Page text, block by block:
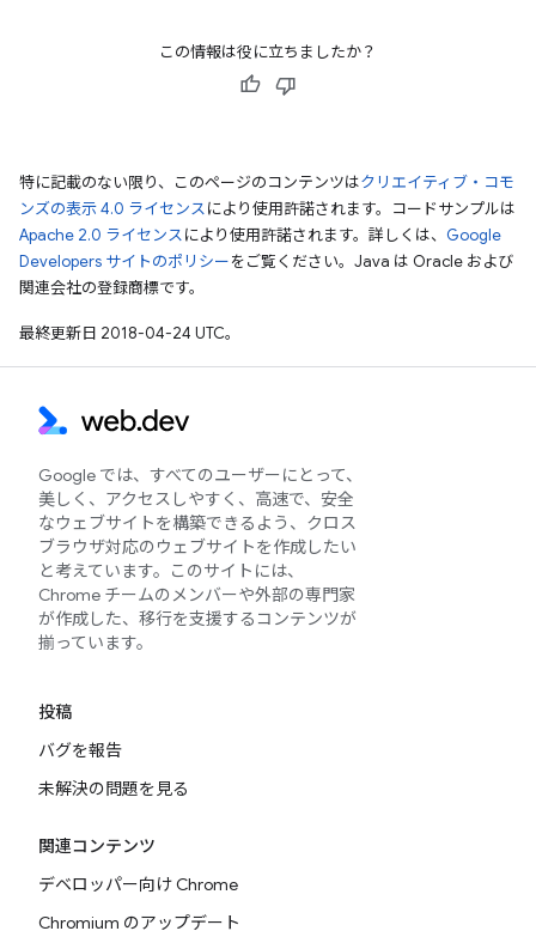
この情報は役に立ちましたか？
特に記載のない限り、このページのコンテンツはクリエイティブ・コモ
ンズの表示 4.0 ライセンスにより使用許諾されます。コードサンプルは
Apache 2.0 ライセンスにより使用許諾されます。詳しくは、 Google
Developers サイトのポリシーをご覧ください。Java は Oracle および
関連会社の登録商標です。
最終更新日 2018-04-24 UTC。
Google では、すべてのユーザーにとって、
美しく、アクセスしやすく、高速で、安全
なウェブサイトを構築できるよう、クロス
ブラウザ対応のウェブサイトを作成したい
と考えています。このサイトには、
Chrome チームのメンバーや外部の専門家
が作成した、移行を支援するコンテンツが
揃っています。
投稿
バグを報告
未解決の問題を見る
関連コンテンツ
デベロッパー向け Chrome
Chromium のアップデート